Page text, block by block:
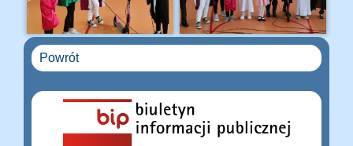
Powrót